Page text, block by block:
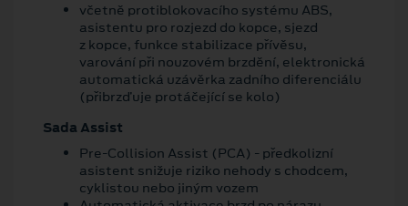
včetně protiblokovacího systému ABS,
asistentu pro rozjezd do kopce, sjezd
z kopce, funkce stabilizace přívěsu,
varování při nouzovém brzdění, elektronická
automatická uzávěrka zadního diferenciálu
(přibrzďuje protáčející se kolo)
Sada Assist
Pre-Collision Assist (PCA) - předkolizní
asistent snižuje riziko nehody s chodcem,
cyklistou nebo jiným vozem